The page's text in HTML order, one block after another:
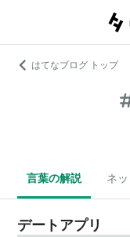
はてなブログ トップ
言葉の解説 ネ
デートアプリ